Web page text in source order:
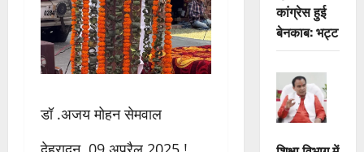
डॉ .अजय मोहन सेमवाल
कांग्रेस हुई
बेनकाब: भट्ट